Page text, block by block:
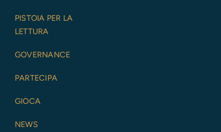
PISTOIA PER LA
LETTURA
GOVERNANCE
PARTECIPA
GIOCA
NEWS